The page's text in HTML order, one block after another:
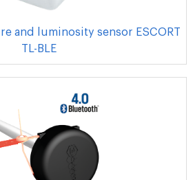
and luminosity sensor ESCORT
TL-BLE